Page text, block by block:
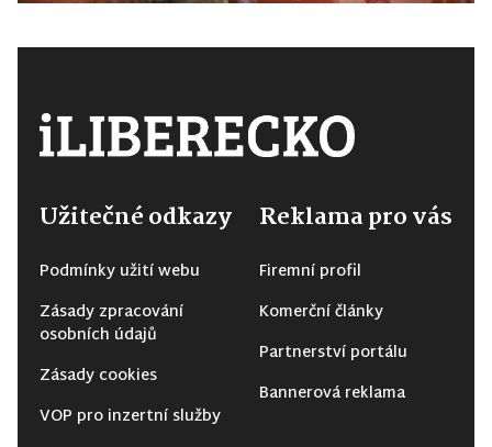
Užitečné odkazy
Podmínky užití webu
Zásady zpracování
osobních údajů
Zásady cookies
VOP pro inzertní služby
Reklama pro vás
Firemní profil
Komerční články
Partnerství portálu
Bannerová reklama